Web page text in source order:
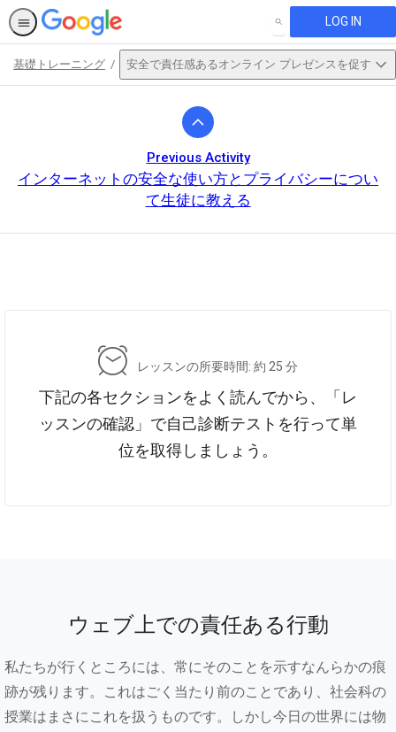
SEARCH LOG IN
基礎トレーニング 安全で責任感あるオンライン プレゼンスを促す
Previous Activity
インターネットの安全な使い方とプライバシーについ
て生徒に教える
レッスンの所要時間: 約 25 分
下記の各セクションをよく読んでから、「レ
ッスンの確認」で自己診断テストを行って単
位を取得しましょう。
ウェブ上での責任ある行動
私たちが行くところには、常にそのことを示すなんらかの痕
跡が残ります。これはごく当たり前のことであり、社会科の
授業はまさにこれを扱うものです。しかし今日の世界には物